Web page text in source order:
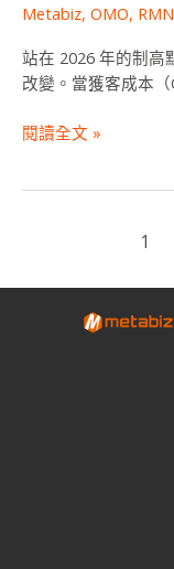
Metabiz, OMO, RMN
站在 2026 年的制高
改變。當獲客成本
變
現」
RMN
閱讀全文 »
1